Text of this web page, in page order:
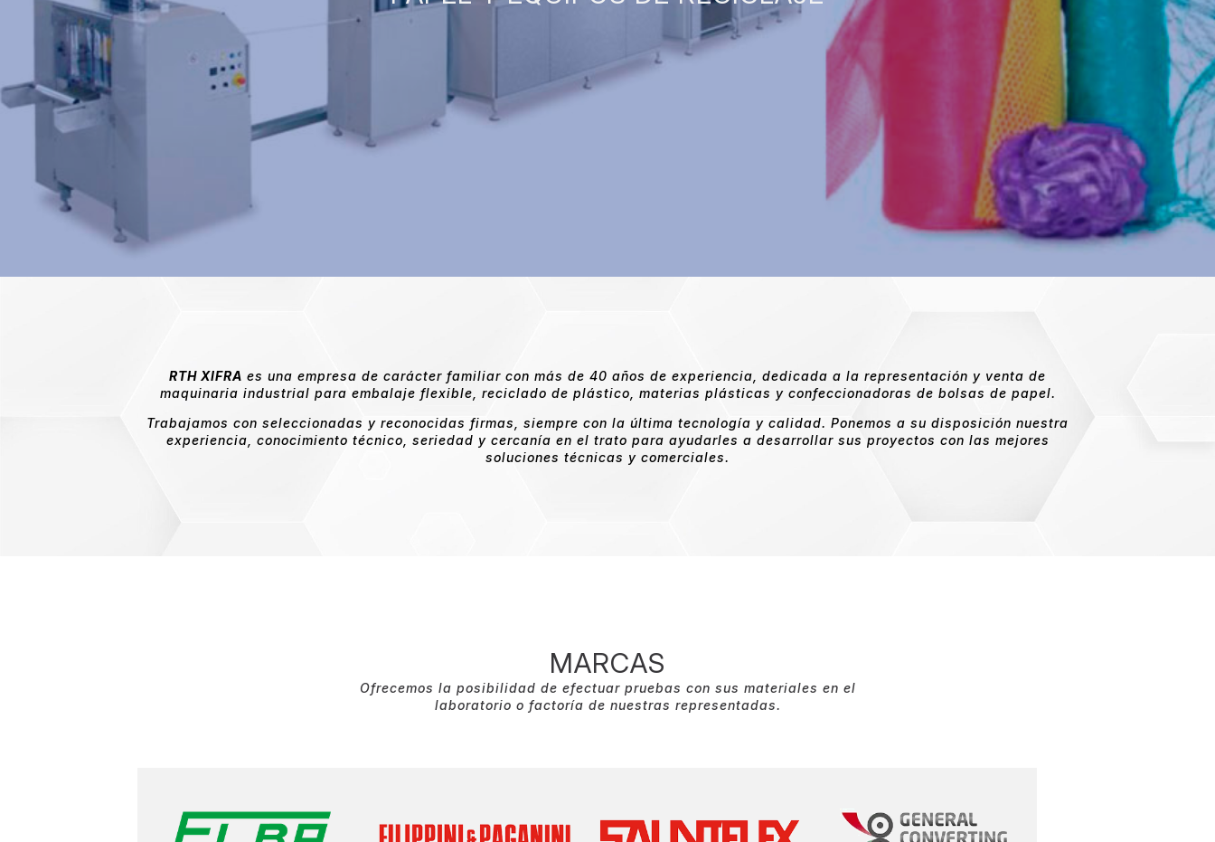
RTH XIFRA es una empresa de carácter familiar con más de 40 años de experiencia, dedicada a la representación y venta de
maquinaria industrial para embalaje flexible, reciclado de plástico, materias plásticas y confeccionadoras de bolsas de papel.
Trabajamos con seleccionadas y reconocidas firmas, siempre con la última tecnología y calidad. Ponemos a su disposición nuestra
experiencia, conocimiento técnico, seriedad y cercanía en el trato para ayudarles a desarrollar sus proyectos con las mejores
soluciones técnicas y comerciales.
MARCAS
Ofrecemos la posibilidad de efectuar pruebas con sus materiales en el
laboratorio o factoría de nuestras representadas.